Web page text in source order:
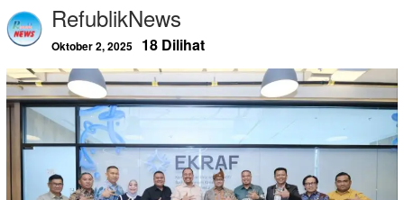
RefublikNews
Oktober 2, 2025 18 Dilihat